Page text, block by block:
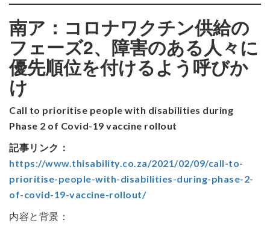
南ア：コロナワクチン供給の
フェーズ2、障害のある人々に
優先順位を付けるよう呼びか
け
Call to prioritise people with disabilities during
Phase 2 of Covid-19 vaccine rollout
記事リンク：
https://www.thisability.co.za/2021/02/09/call-to-
prioritise-people-with-disabilities-during-phase-2-
of-covid-19-vaccine-rollout/
内容と背景：